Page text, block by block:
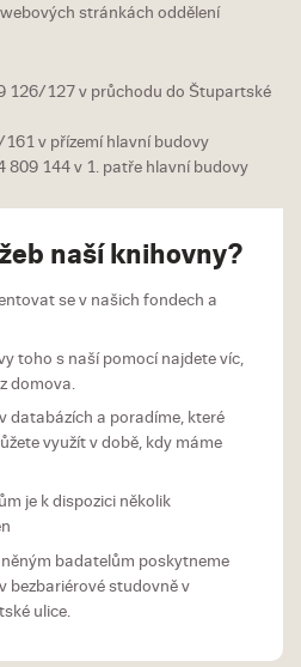
stránkách oddělení
126/127 v průchodu do Štupartské
v přízemí hlavní budovy
809 144 v 1. patře hlavní budovy
naší knihovny?
se v našich fondech a
toho s naší pomocí najdete víc,
domova.
databázích a poradíme, které
využít v době, kdy máme
je k dispozici několik
badatelům poskytneme
bezbariérové studovně v
ulice.